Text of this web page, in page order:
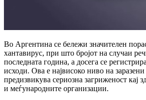
Во Аргентина се бележи значителен
хантавирус, при што бројот на случаи
последната година, а досега се
исходи. Ова е највисоко ниво на
предизвикува сериозна загриженост кај
и меѓународните организации.